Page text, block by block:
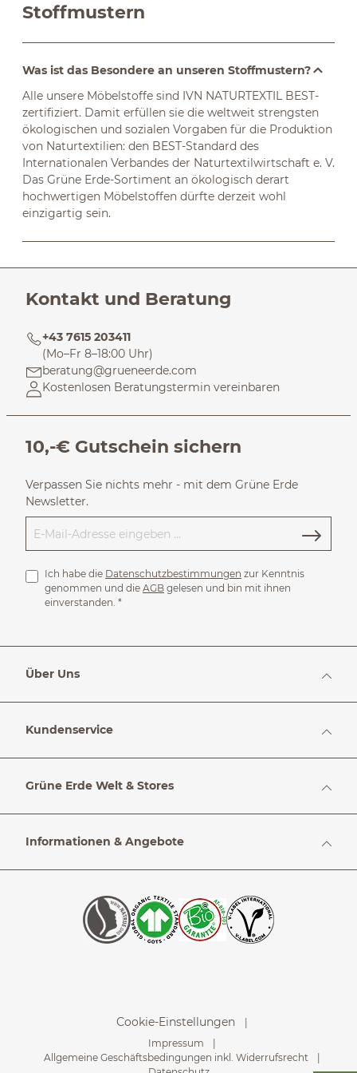
Stoffmustern
Was ist das Besondere an unseren Stoffmustern?
Alle unsere Möbelstoffe sind IVN NATURTEXTIL BEST-
zertifiziert. Damit erfüllen sie die weltweit strengsten
ökologischen und sozialen Vorgaben für die Produktion
von Naturtextilien: den BEST-Standard des
Internationalen Verbandes der Naturtextilwirtschaft e. V.
Das Grüne Erde-Sortiment an ökologisch derart
hochwertigen Möbelstoffen dürfte derzeit wohl
einzigartig sein.
Kontakt und Beratung
+43 7615 203411
(Mo–Fr 8–18:00 Uhr)
beratung@grueneerde.com
Kostenlosen Beratungstermin vereinbaren
10,-€ Gutschein sichern
Verpassen Sie nichts mehr - mit dem Grüne Erde
Newsletter.
Ich habe die Datenschutzbestimmungen zur Kenntnis
genommen und die AGB gelesen und bin mit ihnen
einverstanden. *
Über Uns
Kundenservice
Grüne Erde Welt & Stores
Informationen & Angebote
Cookie-Einstellungen
Impressum
Allgemeine Geschäftsbedingungen inkl. Widerrufsrecht